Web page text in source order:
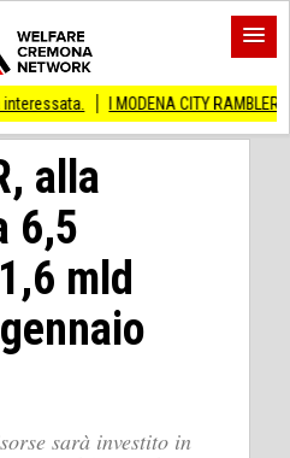
CITY RAMBLERS ARRIVANO A
alla
6,5
mld
sarà investito in